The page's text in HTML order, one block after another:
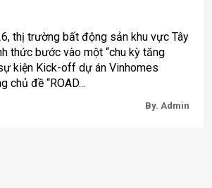
thị trường bất động sản khu vực Tây
thức bước vào một “chu kỳ tăng
kiện Kick-off dự án Vinhomes
chủ đề “ROAD...
By. Admin